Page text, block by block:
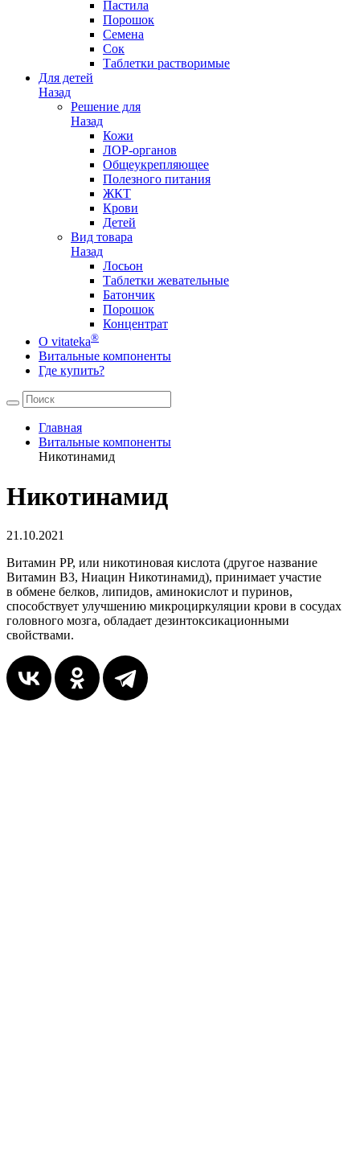
Пастила
Порошок
Семена
Сок
Таблетки растворимые
Для детей
Назад
Решение для
Назад
Кожи
ЛОР-органов
Общеукрепляющее
Полезного питания
ЖКТ
Крови
Детей
Вид товара
Назад
Лосьон
Таблетки жевательные
Батончик
Порошок
Концентрат
О vitateka®
Витальные компоненты
Где купить?
Главная
Витальные компоненты
Никотинамид
Никотинамид
21.10.2021
Витамин РР, или никотиновая кислота (другое название
Витамин В3, Ниацин Никотинамид), принимает участие
в обмене белков, липидов, аминокислот и пуринов,
способствует улучшению микроциркуляции крови в сосудах
головного мозга, обладает дезинтоксикационными
свойствами.